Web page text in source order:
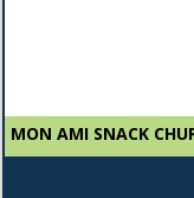
MON AMI SNACK